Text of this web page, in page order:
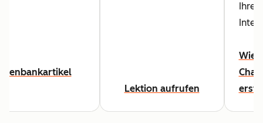
Lektion aufrufen
Ihren
Wie